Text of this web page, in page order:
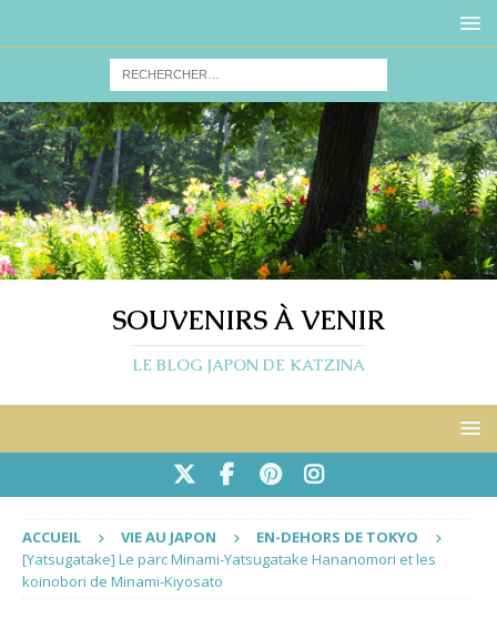
SOUVENIRS À VENIR
LE BLOG JAPON DE KATZINA
ACCUEIL VIE AU JAPON
EN-DEHORS DE TOKYO
[Yatsugatake] Le parc Minami-Yatsugatake Hananomori et les
koinobori de Minami-Kiyosato